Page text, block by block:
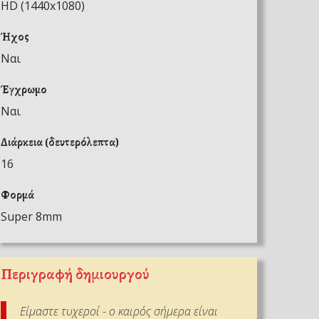
HD (1440x1080)
Ήχος
Ναι
Έγχρωμο
Ναι
Διάρκεια (δευτερόλεπτα)
16
Φορμά
Super 8mm
Περιγραφή δημιουργού
Είμαστε τυχεροί - ο καιρός σήμερα είναι